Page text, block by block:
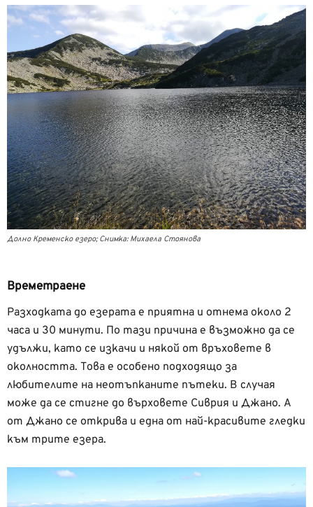
Долно Кременско езеро; Снимка: Михаела Стоянова
Времетраене
Разходката до езерата е приятна и отнема около 2
часа и 30 минути. По тази причина е възможно да се
удължи, като се изкачи и някой от връховете в
околността. Това е особено подходящо за
любителите на неотъпканите пътеки. В случая
може да се стигне до върховете Сиврия и Джано. А
от Джано се открива и една от най-красивите гледки
към трите езера.